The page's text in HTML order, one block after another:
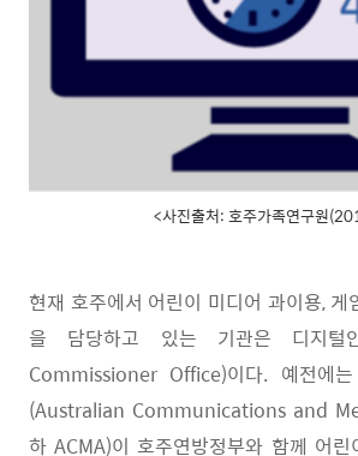
<사진출처: 호주가족연구원
현재 호주에서 어린이 미디어 과이용, 게
을 담당하고 있는 기관은 디지털안
Commissioner Office)이다. 예전에
(Australian Communications and
하ACMA)이 호주연방정부와 함께 어